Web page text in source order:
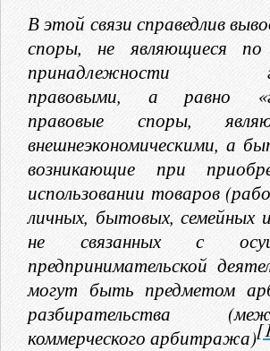
В этой связи справедлив
споры, не являющиеся по
принадлежности
правовыми, а равно
правовые споры,
внешнеэкономическими, а
возникающие при
использовании товаров
личных, бытовых, семейных
не связанных с
предпринимательской
могут быть предметом
разбирательства
коммерческого арбитража)